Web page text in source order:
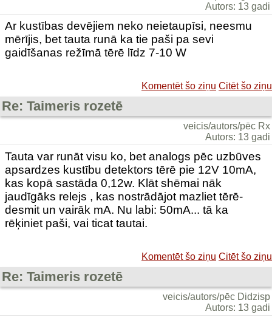
Autors: 13 gadi
Ar kustības devējiem neko neietaupīsi, neesmu
mērījis, bet tauta runā ka tie paši pa sevi
gaidīšanas režīmā tērē līdz 7-10 W
Komentēt šo ziņu Citēt šo ziņu
Re: Taimeris rozetē
veicis/autors/pēc Rx
Autors: 13 gadi
Tauta var runāt visu ko, bet analogs pēc uzbūves
apsardzes kustību detektors tērē pie 12V 10mA,
kas kopā sastāda 0,12w. Klāt shēmai nāk
jaudīgāks relejs , kas nostrādājot mazliet tērē-
desmit un vairāk mA. Nu labi: 50mA... tā ka
rēķiniet paši, vai ticat tautai.
Komentēt šo ziņu Citēt šo ziņu
Re: Taimeris rozetē
veicis/autors/pēc Didzisp
Autors: 13 gadi